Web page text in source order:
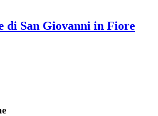
di San Giovanni in Fiore